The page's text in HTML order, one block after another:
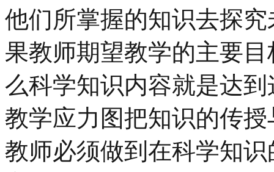
他们所掌握的知识去探
果教师期望教学的主要
么科学知识内容就是达
教学应力图把知识的传
教师必须做到在科学知